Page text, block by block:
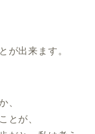
が出来ます。
、
とが、